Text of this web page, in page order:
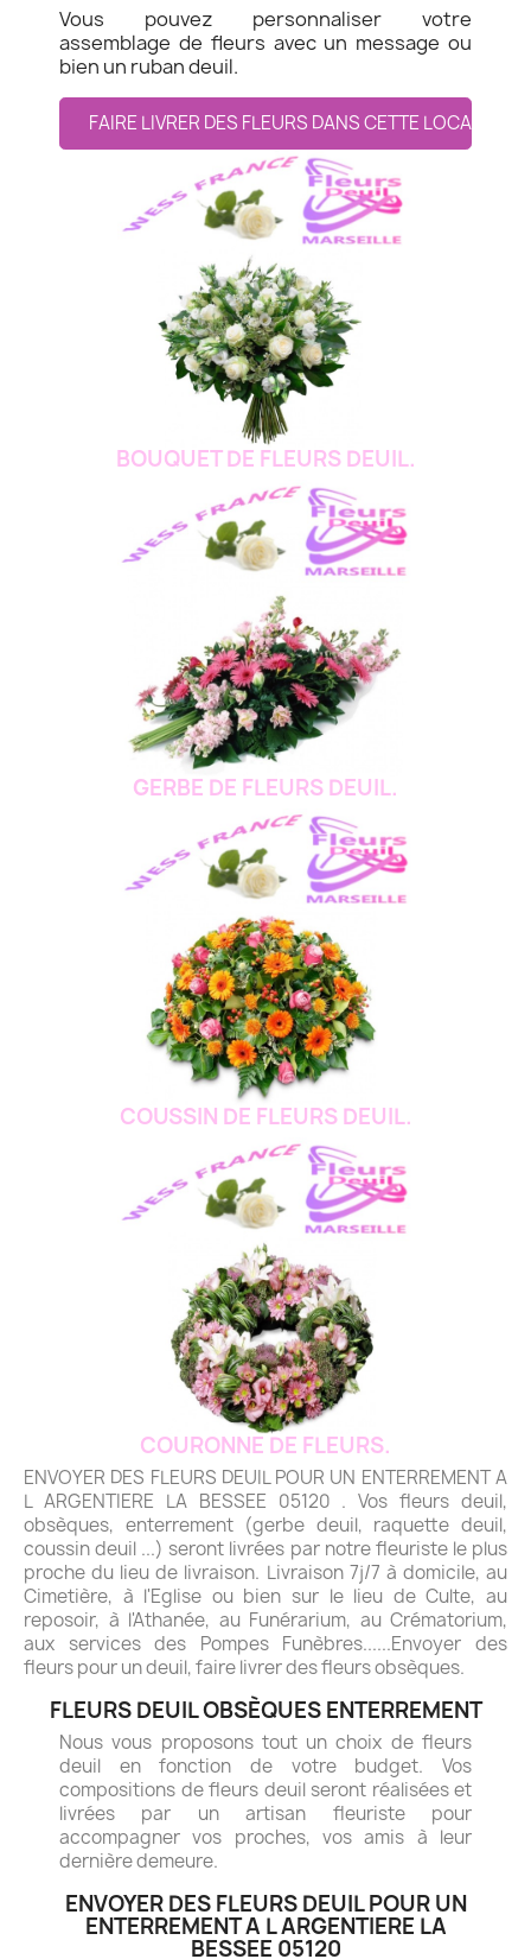
Vous pouvez personnaliser votre
assemblage de fleurs avec un message ou
bien un ruban deuil.
FAIRE LIVRER DES FLEURS DANS CETTE LOCALITE
BOUQUET DE FLEURS DEUIL.
GERBE DE FLEURS DEUIL.
COUSSIN DE FLEURS DEUIL.
COURONNE DE FLEURS.
ENVOYER DES FLEURS DEUIL POUR UN ENTERREMENT A
L ARGENTIERE LA BESSEE 05120 . Vos fleurs deuil,
obsèques, enterrement (gerbe deuil, raquette deuil,
coussin deuil ...) seront livrées par notre fleuriste le plus
proche du lieu de livraison. Livraison 7j/7 à domicile, au
Cimetière, à l'Eglise ou bien sur le lieu de Culte, au
reposoir, à l'Athanée, au Funérarium, au Crématorium,
aux services des Pompes Funèbres......Envoyer des
fleurs pour un deuil, faire livrer des fleurs obsèques.
FLEURS DEUIL OBSÈQUES ENTERREMENT
Nous vous proposons tout un choix de fleurs
deuil en fonction de votre budget. Vos
compositions de fleurs deuil seront réalisées et
livrées par un artisan fleuriste pour
accompagner vos proches, vos amis à leur
dernière demeure.
ENVOYER DES FLEURS DEUIL POUR UN
ENTERREMENT A L ARGENTIERE LA
BESSEE 05120